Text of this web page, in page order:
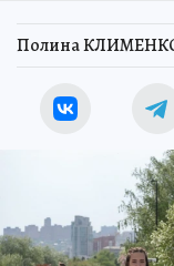
Полина